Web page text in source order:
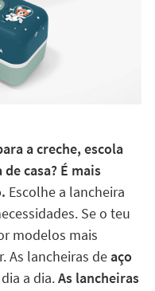
a creche, escola
casa? É mais
Escolhe a lancheira
Se o teu
modelos mais
As lancheiras deaço
a dia.As lancheiras